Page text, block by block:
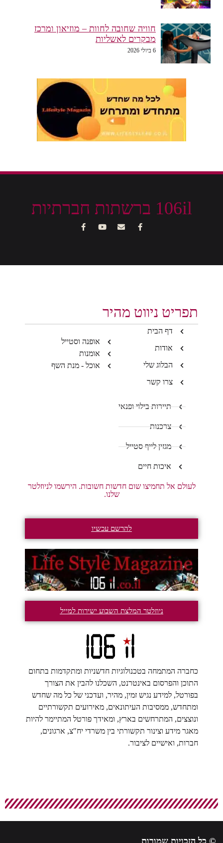
חוויה שחובה לחוות – מוזיאון ומרכז
מבקרים לאשליות
6 ביולי 2026
106il ברשתות חברתיות
תפריט ניווט מהיר
דף הבית
אודות
הבלוג שלי
צרו קשר
אופנה וסטייל
אומנות
אוכל - מנת השף
תיירות בילוי ופנאי
צרכנות
מגזין לייף סטייל
איכות חיים
לעולם אל תחמיצו שום חדשות חשובות. הירשמו לניוזלטר
שלנו.
להרשם עכשיו
ניוזלטר המלצת השבוע ישירות למייל
כחברה המתמחה בטכנולוגיות חדשניות ומתקדמות בתחום
התוכן והפרסום באינטרנט, השכלנו להבין את הצורך
בפורטל, למידע נגיש זמין, מהיר, ועדכני של כל מה שחדש
ומתחדש, ממסיבות העיתונאים, מאירועים תקשורתיים
ונוצצים, המתרחשים בארץ, ומאידך פורטל המתיימר להיות
מאגר מידע וצינור תקשורתי בין משרדי יח"צ, ארגונים,
חברות, ואישיים לציבור.